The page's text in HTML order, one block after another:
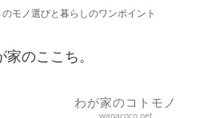
モノ選びと暮らしのワンポイント
家のここち。
わが家のコトモノ